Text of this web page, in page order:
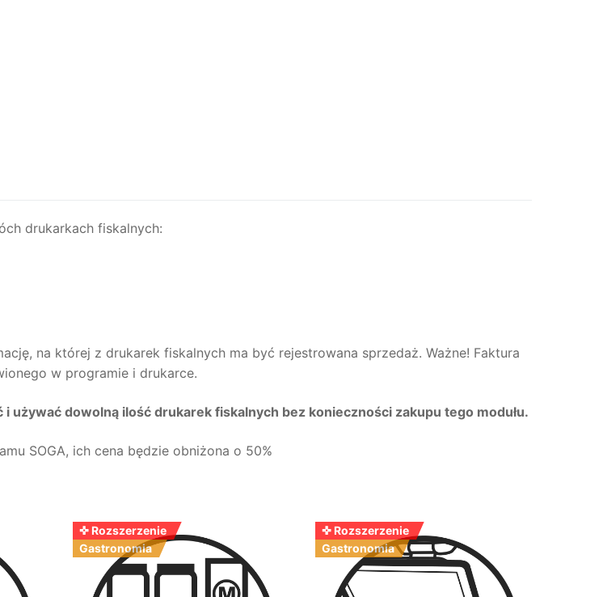
drukarkach fiskalnych:
na której z drukarek fiskalnych ma być rejestrowana sprzedaż. Ważne! Faktura
w programie i drukarce.
dowolną ilość drukarek fiskalnych bez konieczności zakupu tego modułu.
SOGA, ich cena będzie obniżona o 50%
✜ Rozszerzenie
Gastronomia
✜ Rozszerzenie
Gastronomia